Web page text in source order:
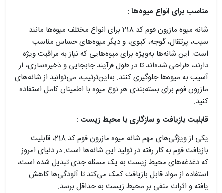
مناسب برای انواع میوه‌ها :
شانه میوه مازرون فوم کد 218 برای انواع مختلف میوه‌ها مانند
سیب، پرتقال، گوجه، کیوی، و دیگر میوه‌های حساس مناسب
است. این شانه‌ها به‌ویژه برای میوه‌هایی که نیاز به مراقبت ویژه
دارند، طراحی شده‌اند تا در طول فرآیند جابجایی و ذخیره‌سازی، از
آسیب به میوه‌ها جلوگیری کنند. به‌این‌ترتیب، می‌توانید از شانه‌های
مازرون فوم برای بسته‌بندی هر نوع میوه با اطمینان کامل استفاده
کنید.
قابلیت بازیافت و سازگاری با محیط زیست :
یکی از ویژگی‌های مهم شانه میوه مازرون فوم کد 218، قابلیت
بازیافت فوم به کار رفته در تولید این شانه‌ها است. در دنیای امروز
که دغدغه‌های محیط‌ زیست به یک مسئله جدی تبدیل شده است،
استفاده از مواد قابل بازیافت کمک می‌کند تا آلودگی‌ها کاهش
یافته و اثرات منفی بر محیط ‌زیست به حداقل برسد.